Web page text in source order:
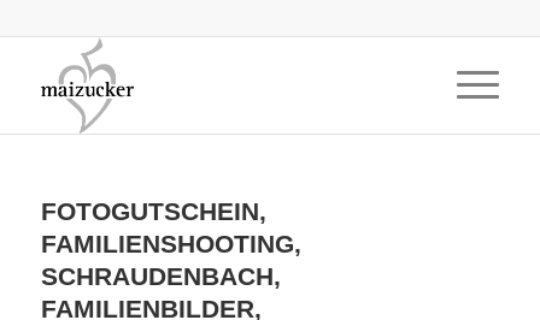
FOTOGUTSCHEIN,
FAMILIENSHOOTING,
SCHRAUDENBACH,
FAMILIENBILDER,